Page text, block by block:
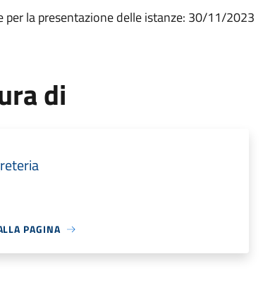
per la presentazione delle istanze: 30/11/2023
di
PAGINA